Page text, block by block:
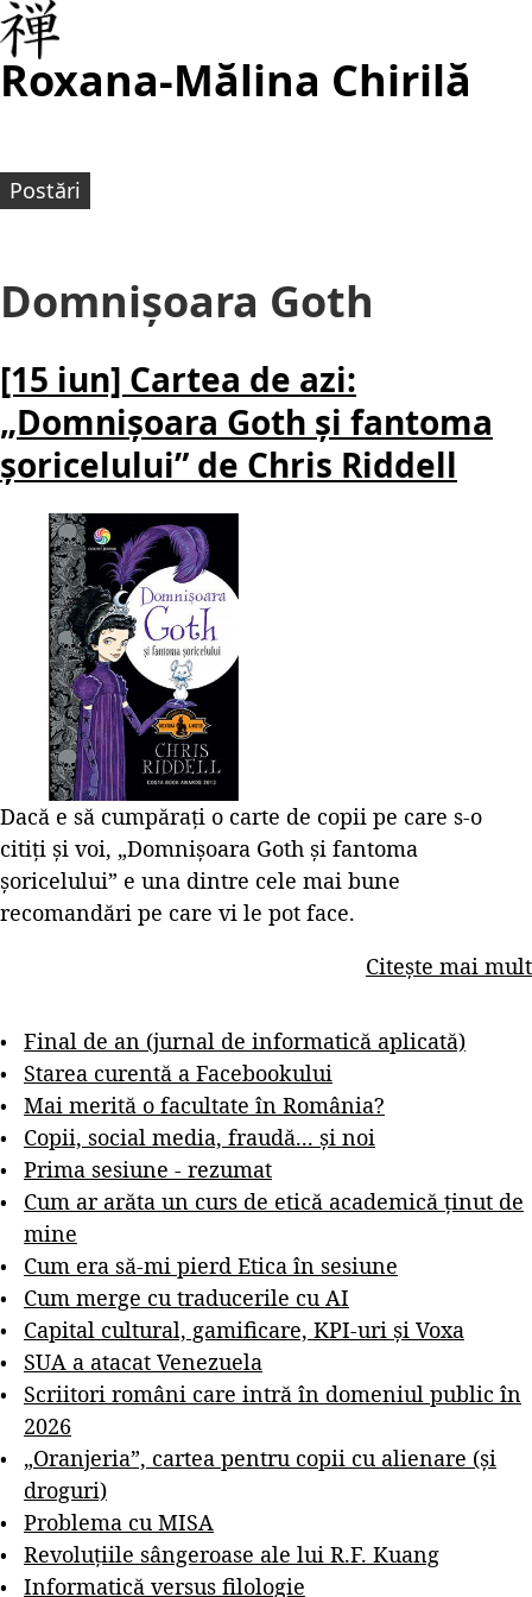
Roxana-Mălina Chirilă
Postări
Domnișoara Goth
[15 iun] Cartea de azi:
„Domnișoara Goth și fantoma
șoricelului” de Chris Riddell
Dacă e să cumpărați o carte de copii pe care s-o
citiți și voi, „Domnișoara Goth și fantoma
șoricelului” e una dintre cele mai bune
recomandări pe care vi le pot face.
Citește mai mult
Final de an (jurnal de informatică aplicată)
Starea curentă a Facebookului
Mai merită o facultate în România?
Copii, social media, fraudă... și noi
Prima sesiune - rezumat
Cum ar arăta un curs de etică academică ținut de
mine
Cum era să-mi pierd Etica în sesiune
Cum merge cu traducerile cu AI
Capital cultural, gamificare, KPI-uri și Voxa
SUA a atacat Venezuela
Scriitori români care intră în domeniul public în
2026
„Oranjeria”, cartea pentru copii cu alienare (și
droguri)
Problema cu MISA
Revoluțiile sângeroase ale lui R.F. Kuang
Informatică versus filologie